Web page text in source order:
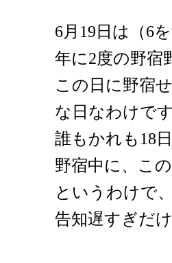
6月19日は（6
年に2度の野宿
この日に野宿
な日なわけです
誰もかれも18
野宿中に、こ
というわけで
告知遅すぎだ